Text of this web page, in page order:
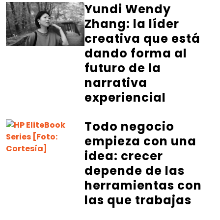
Yundi Wendy
Zhang: la líder
creativa que está
dando forma al
futuro de la
narrativa
experiencial
Todo negocio
empieza con una
idea: crecer
depende de las
herramientas con
las que trabajas